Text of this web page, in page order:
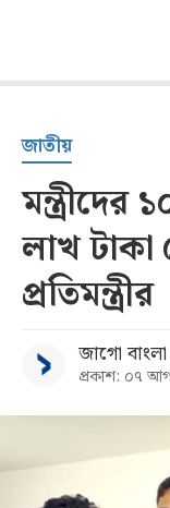
জাতীয়
লাখ টাকা
প্রতিমন্ত্রীর
জাগো
প্রকাশ: ০৭